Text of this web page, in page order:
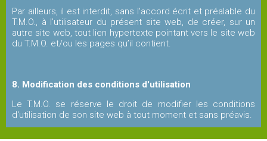
Par ailleurs, iI est interdit, sans l'accord écrit et préalable du
T.M.O., à l’utilisateur du présent site web, de créer, sur un
autre site web, tout lien hypertexte pointant vers le site web
du T.M.O. et/ou les pages qu’il contient.
8. Modification des conditions d'utilisation
Le T.M.O. se réserve le droit de modifier les conditions
d'utilisation de son site web à tout moment et sans préavis.